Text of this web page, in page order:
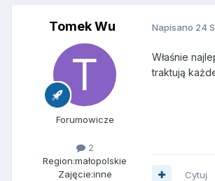
Tomek Wu
Forumowicze
2
Region:małopolskie
Zajęcie:inne
Napisano 24
Właśnie
traktują
Cytuj